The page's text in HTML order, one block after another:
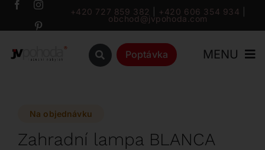
Přeskočit
+420 727 859 382 +420 606 354 934
obchod@jvpohoda.com
Poptávka MENU
Na objednávku
Zahradní lampa BLANCA